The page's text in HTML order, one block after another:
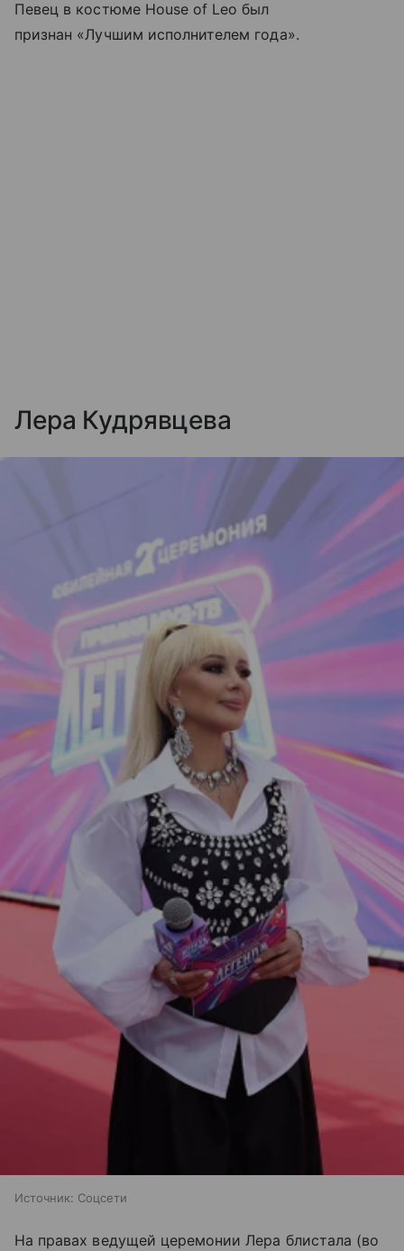
Певец в костюме House of Leo был
признан «Лучшим исполнителем года».
Лера Кудрявцева
Источник: Соцсети
На правах ведущей церемонии Лера блистала (во